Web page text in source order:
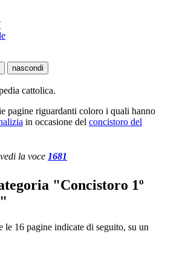
nascondi
cattolica.
pagine riguardanti coloro i quali hanno
in occasione del concistoro del
la voce 1681
"Concistoro 1º
le 16 pagine indicate di seguito, su un